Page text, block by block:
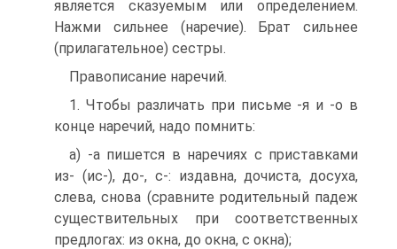
является сказуемым или определением.
Нажми сильнее (наречие). Брат сильнее
(прилагательное) сестры.
Правописание наречий.
1. Чтобы различать при письме -я и -о в
конце наречий, надо помнить:
а) -а пишется в наречиях с приставками
из- (ис-), до-, с-: издавна, дочиста, досуха,
слева, снова (сравните родительный падеж
существительных при соответственных
предлогах: из окна, до окна, с окна);